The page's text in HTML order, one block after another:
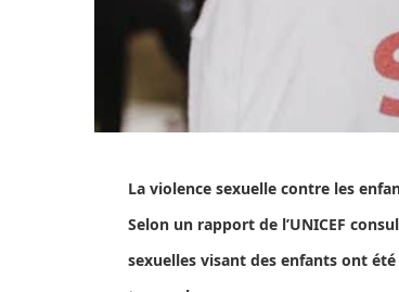
La violence sexuelle contre les
Selon un rapport de l’UNICEF
sexuelles visant des enfants ont